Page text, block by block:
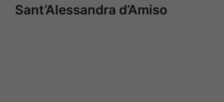
Sant’Alessandra d’Amiso